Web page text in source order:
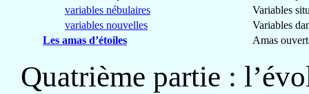
variables nébulaires
Variables
variables nouvelles
Variables
Les amas d’étoiles
Amas
Quatrième partie :